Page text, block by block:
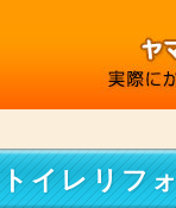
トイレリフ